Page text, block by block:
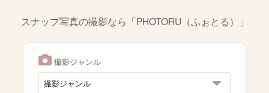
スナップ写真の撮影なら「PHOTORU（ふぉとる）」
撮影ジャンル